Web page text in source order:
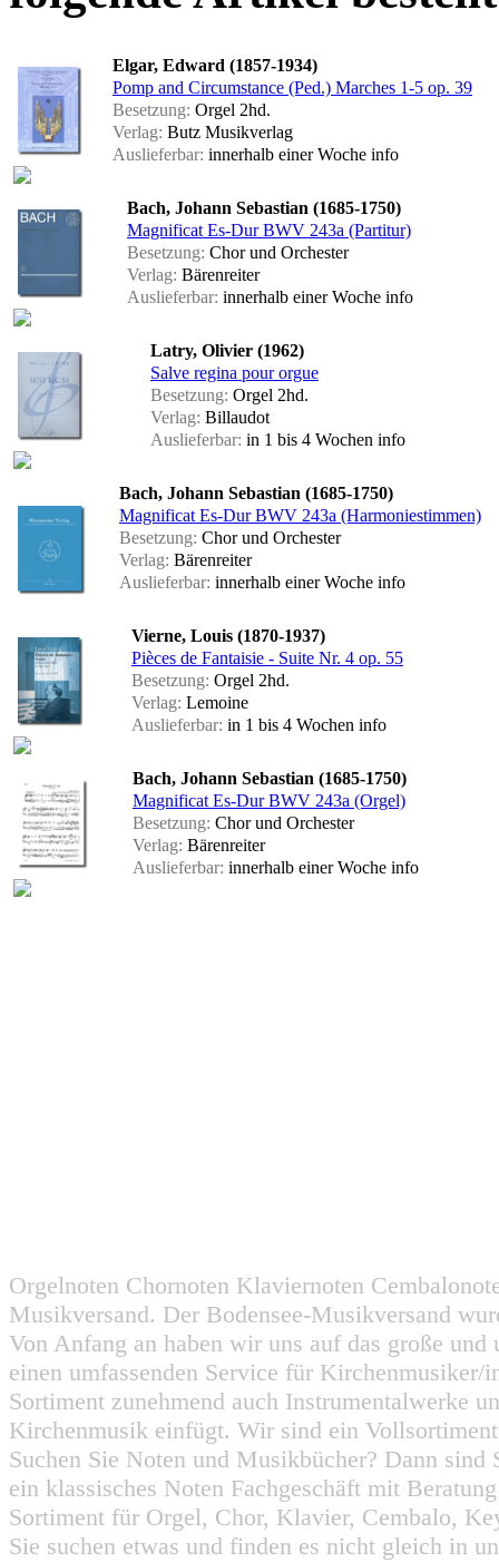
Elgar, Edward (1857-1934)
Pomp and Circumstance (Ped.) Marches 1-5 op. 39
Besetzung: Orgel 2hd.
Verlag: Butz Musikverlag
Auslieferbar: innerhalb einer Woche info
Bach, Johann Sebastian (1685-1750)
Magnificat Es-Dur BWV 243a (Partitur)
Besetzung: Chor und Orchester
Verlag: Bärenreiter
Auslieferbar: innerhalb einer Woche info
Latry, Olivier (1962)
Salve regina pour orgue
Besetzung: Orgel 2hd.
Verlag: Billaudot
Auslieferbar: in 1 bis 4 Wochen info
Bach, Johann Sebastian (1685-1750)
Magnificat Es-Dur BWV 243a (Harmoniestimmen)
Besetzung: Chor und Orchester
Verlag: Bärenreiter
Auslieferbar: innerhalb einer Woche info
Vierne, Louis (1870-1937)
Pièces de Fantaisie - Suite Nr. 4 op. 55
Besetzung: Orgel 2hd.
Verlag: Lemoine
Auslieferbar: in 1 bis 4 Wochen info
Bach, Johann Sebastian (1685-1750)
Magnificat Es-Dur BWV 243a (Orgel)
Besetzung: Chor und Orchester
Verlag: Bärenreiter
Auslieferbar: innerhalb einer Woche info
Orgelnoten Chornoten Klaviernoten
Musikversand. Der Bodensee-Musikversand
Von Anfang an haben wir uns auf das große
einen umfassenden Service für
Sortiment zunehmend auch Instrumentalwerke
Kirchenmusik einfügt. Wir sind ein
Suchen Sie Noten und Musikbücher? Dann
ein klassisches Noten Fachgeschäft mit
Sortiment für Orgel, Chor, Klavier, Cembalo,
Sie suchen etwas und finden es nicht gleich in